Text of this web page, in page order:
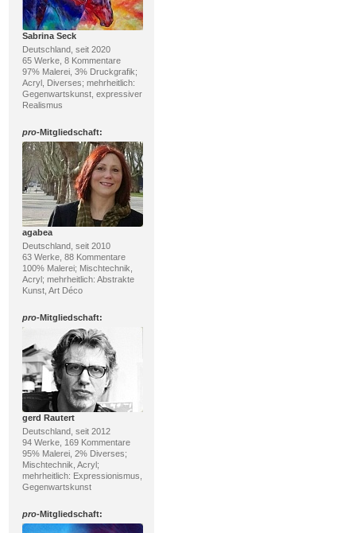
Sabrina Seck
Deutschland, seit 2020
65 Werke, 8 Kommentare
97% Malerei, 3% Druckgrafik;
Acryl, Diverses; mehrheitlich:
Gegenwartskunst, expressiver
Realismus
pro-Mitgliedschaft:
agabea
Deutschland, seit 2010
63 Werke, 88 Kommentare
100% Malerei; Mischtechnik,
Acryl; mehrheitlich: Abstrakte
Kunst, Art Déco
pro-Mitgliedschaft:
gerd Rautert
Deutschland, seit 2012
94 Werke, 169 Kommentare
95% Malerei, 2% Diverses;
Mischtechnik, Acryl;
mehrheitlich: Expressionismus,
Gegenwartskunst
pro-Mitgliedschaft: